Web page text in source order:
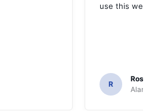
use this
R